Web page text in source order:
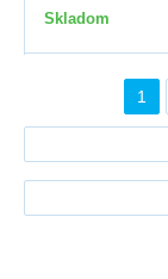
Skladom
1